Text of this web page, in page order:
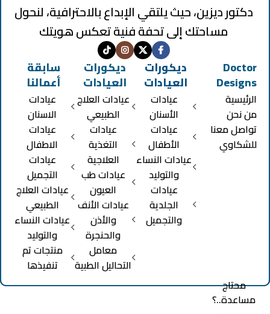
دكتور ديزين، حيث يلتقي الإبداع بالاحترافية، لنحول
مساحتك إلى تحفة فنية تعكس هويتك
Doctor
Designs
الرئيسية
من نحن
تواصل معنا
للشكاوي
ديكورات
العيادات
عيادات
الأسنان
عيادات
الأطفال
عيادات النساء
والتوليد
عيادات
الجلدية
والتجميل
ديكورات
العيادات
عيادات العلاج
الطبيعي
عيادات
التغذية
العلاجية
عيادات طب
العيون
عيادات الأنف
والأذن
والحنجرة
معامل
التحاليل الطبية
سابقة
أعمالنا
عيادات
الاسنان
عيادات
الاطفال
عيادات
التجميل
عيادات العلاج
الطبيعي
عيادات النساء
والتوليد
منتجات تم
تنفيذها
محتاج
مساعدة..؟